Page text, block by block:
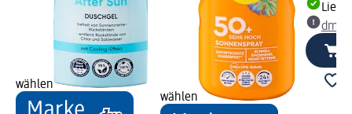
wählen
wählen
dm